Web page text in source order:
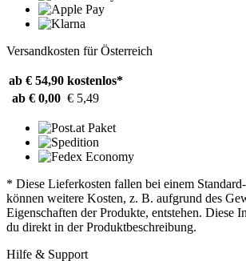
Versandkosten für Österreich
ab € 54,90 kostenlos*
ab € 0,00 € 5,49
* Diese Lieferkosten fallen bei einem
können weitere Kosten, z. B. aufgrund des
Eigenschaften der Produkte, entstehen. Diese
du direkt in der Produktbeschreibung.
Hilfe & Support